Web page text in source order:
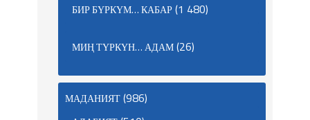
БИР БҮРКҮМ… КАБАР(1 480)
МИҢ ТҮРКҮН… АДАМ(26)
МАДАНИЯТ(986)